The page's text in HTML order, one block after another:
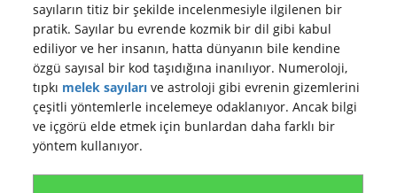
sayıların titiz bir şekilde incelenmesiyle ilgilenen bir
pratik. Sayılar bu evrende kozmik bir dil gibi kabul
ediliyor ve her insanın, hatta dünyanın bile kendine
özgü sayısal bir kod taşıdığına inanılıyor. Numeroloji,
tıpkı melek sayıları ve astroloji gibi evrenin gizemlerini
çeşitli yöntemlerle incelemeye odaklanıyor. Ancak bilgi
ve içgörü elde etmek için bunlardan daha farklı bir
yöntem kullanıyor.